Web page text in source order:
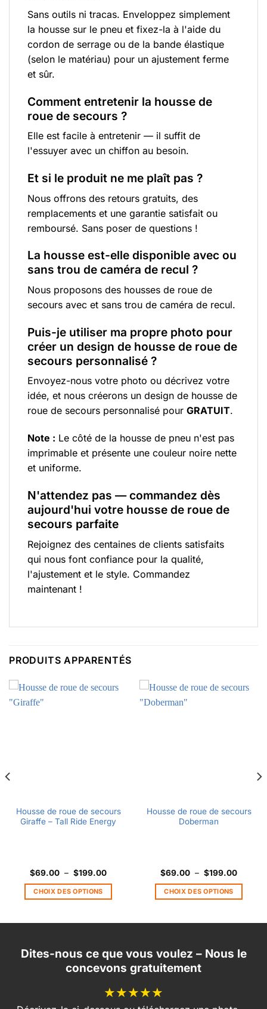
Sans outils ni tracas. Enveloppez simplement
la housse sur le pneu et fixez-la à l'aide du
cordon de serrage ou de la bande élastique
(selon le matériau) pour un ajustement ferme
et sûr.
Comment entretenir la housse de
roue de secours ?
Elle est facile à entretenir — il suffit de
l'essuyer avec un chiffon au besoin.
Et si le produit ne me plaît pas ?
Nous offrons des retours gratuits, des
remplacements et une garantie satisfait ou
remboursé. Sans poser de questions !
La housse est-elle disponible avec ou
sans trou de caméra de recul ?
Nous proposons des housses de roue de
secours avec et sans trou de caméra de recul.
Puis-je utiliser ma propre photo pour
créer un design de housse de roue de
secours personnalisé ?
Envoyez-nous votre photo ou décrivez votre
idée, et nous créerons un design de housse de
roue de secours personnalisé pour GRATUIT.
Note : Le côté de la housse de pneu n'est pas
imprimable et présente une couleur noire nette
et uniforme.
N'attendez pas — commandez dès
aujourd'hui votre housse de roue de
secours parfaite
Rejoignez des centaines de clients satisfaits
qui nous font confiance pour la qualité,
l'ajustement et le style. Commandez
maintenant !
PRODUITS APPARENTÉS
Housse de roue de secours
Giraffe – Tall Ride Energy
$69.00 – $199.00Plage
prix :
CHOIX DES OPTIONS
variations.
Les
être
Housse de roue de secours
Doberman
$69.00 – $199.00Plage
prix :
CHOIX DES OPTIONS
variations.
Les
être
Dites-nous ce que vous voulez – Nous le
concevons gratuitement
★★★★★